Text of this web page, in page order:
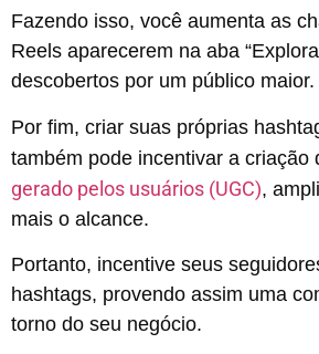
Fazendo isso, você aumenta as
Reels aparecerem na aba
descobertos por um público maior.
Por fim, criar suas próprias
também pode incentivar a criação
gerado pelos usuários (UGC),
mais o alcance.
Portanto, incentive seus
hashtags, provendo assim uma
torno do seu negócio.